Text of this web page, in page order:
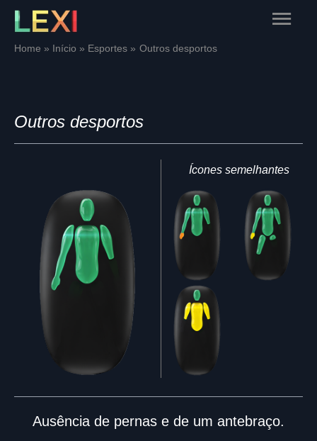
Skip
content
Main
Home Início Esportes Outros desportos
Outros desportos
Ícones semelhantes
Ausência de pernas e de um antebraço.